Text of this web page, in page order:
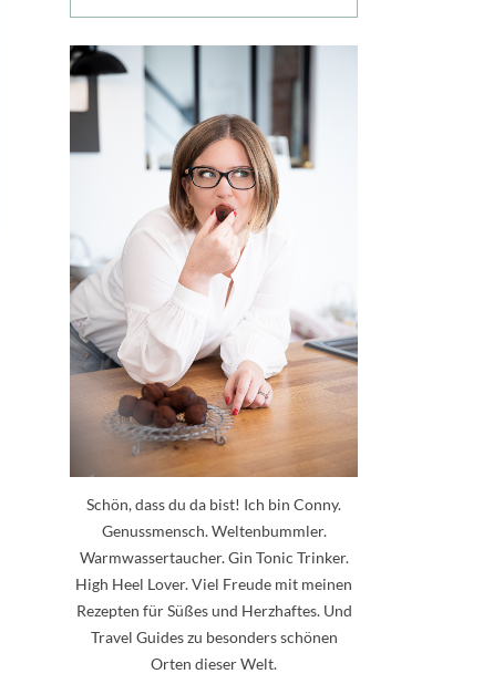
Schön, dass du da bist! Ich bin Conny.
Genussmensch. Weltenbummler.
Warmwassertaucher. Gin Tonic Trinker.
High Heel Lover. Viel Freude mit meinen
Rezepten für Süßes und Herzhaftes. Und
Travel Guides zu besonders schönen
Orten dieser Welt.